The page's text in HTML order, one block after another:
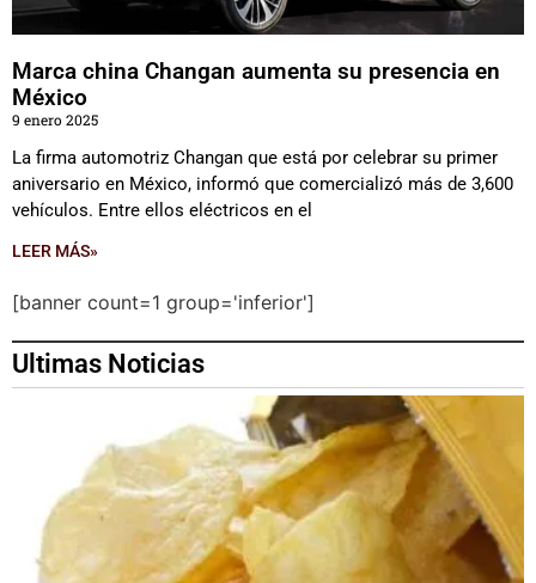
Marca china Changan aumenta su presencia en
México
9 enero 2025
La firma automotriz Changan que está por celebrar su primer
aniversario en México, informó que comercializó más de 3,600
vehículos. Entre ellos eléctricos en el
LEER MÁS»
[banner count=1 group='inferior']
Ultimas Noticias